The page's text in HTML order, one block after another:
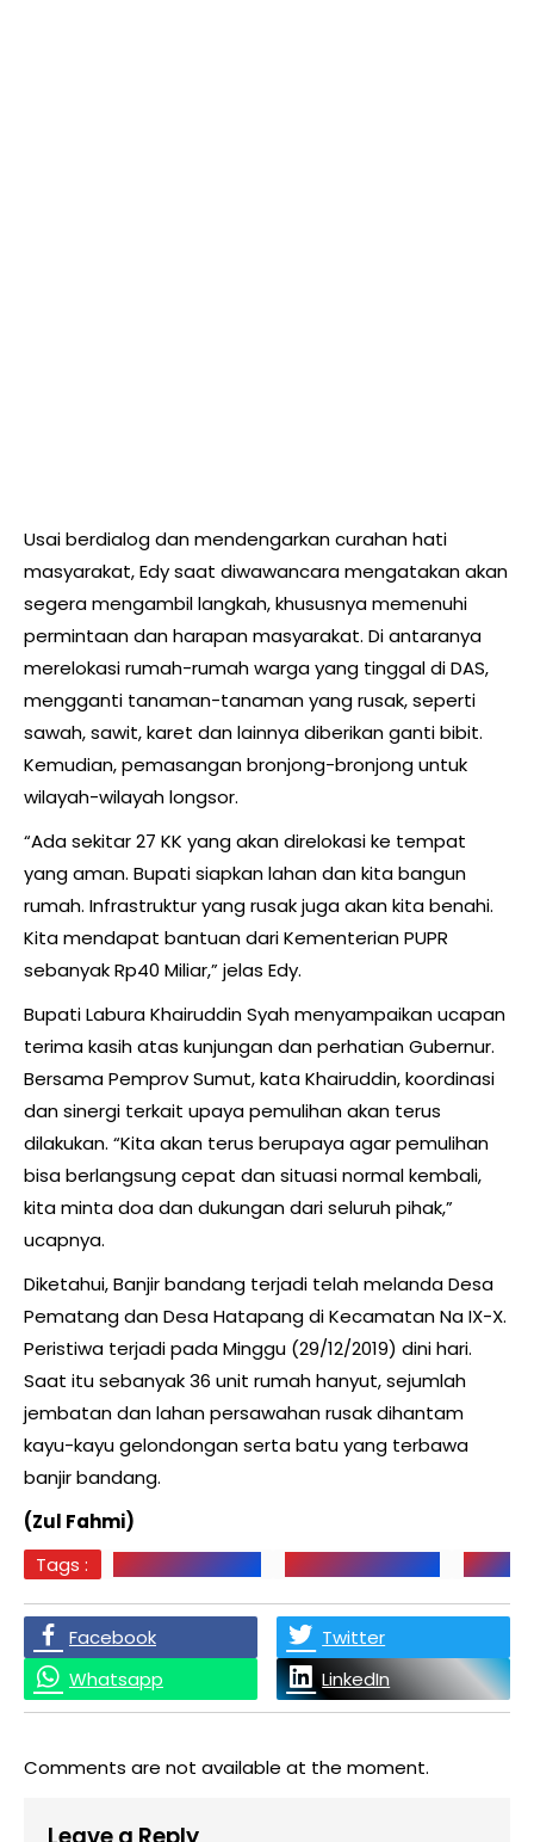
Usai berdialog dan mendengarkan curahan hati
masyarakat, Edy saat diwawancara mengatakan akan
segera mengambil langkah, khususnya memenuhi
permintaan dan harapan masyarakat. Di antaranya
merelokasi rumah-rumah warga yang tinggal di DAS,
mengganti tanaman-tanaman yang rusak, seperti
sawah, sawit, karet dan lainnya diberikan ganti bibit.
Kemudian, pemasangan bronjong-bronjong untuk
wilayah-wilayah longsor.
“Ada sekitar 27 KK yang akan direlokasi ke tempat
yang aman. Bupati siapkan lahan dan kita bangun
rumah. Infrastruktur yang rusak juga akan kita benahi.
Kita mendapat bantuan dari Kementerian PUPR
sebanyak Rp40 Miliar,” jelas Edy.
Bupati Labura Khairuddin Syah menyampaikan ucapan
terima kasih atas kunjungan dan perhatian Gubernur.
Bersama Pemprov Sumut, kata Khairuddin, koordinasi
dan sinergi terkait upaya pemulihan akan terus
dilakukan. “Kita akan terus berupaya agar pemulihan
bisa berlangsung cepat dan situasi normal kembali,
kita minta doa dan dukungan dari seluruh pihak,”
ucapnya.
Diketahui, Banjir bandang terjadi telah melanda Desa
Pematang dan Desa Hatapang di Kecamatan Na IX-X.
Peristiwa terjadi pada Minggu (29/12/2019) dini hari.
Saat itu sebanyak 36 unit rumah hanyut, sejumlah
jembatan dan lahan persawahan rusak dihantam
kayu-kayu gelondongan serta batu yang terbawa
banjir bandang.
(Zul Fahmi)
Tags :
Labura
Facebook
Twitter
Whatsapp
LinkedIn
Comments are not available at the moment.